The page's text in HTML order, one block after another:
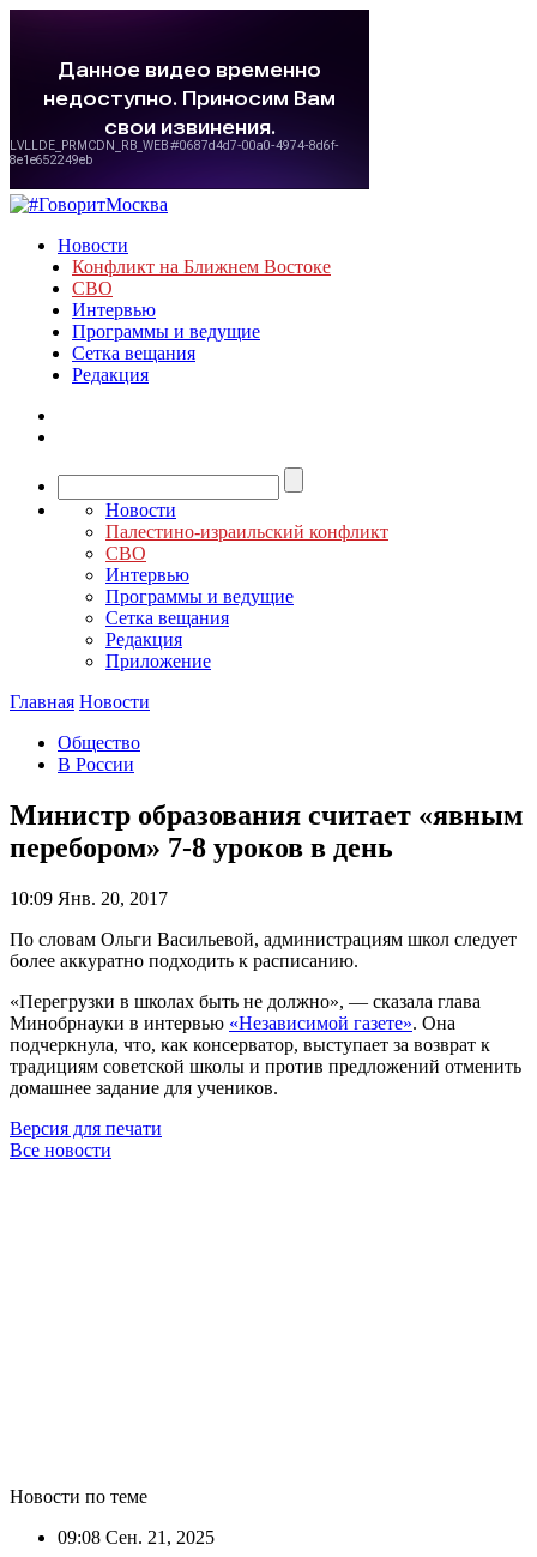
Новости
Конфликт на Ближнем Востоке
СВО
Интервью
Программы и ведущие
Сетка вещания
Редакция
Новости
Палестино-израильский конфликт
СВО
Интервью
Программы и ведущие
Сетка вещания
Редакция
Приложение
Главная Новости
Общество
В России
Министр образования считает «явным
перебором» 7-8 уроков в день
10:09 Янв. 20, 2017
По словам Ольги Васильевой, администрациям школ следует
более аккуратно подходить к расписанию.
«Перегрузки в школах быть не должно», — сказала глава
Минобрнауки в интервью «Независимой газете». Она
подчеркнула, что, как консерватор, выступает за возврат к
традициям советской школы и против предложений отменить
домашнее задание для учеников.
Версия для печати
Все новости
Новости по теме
09:08 Сен. 21, 2025